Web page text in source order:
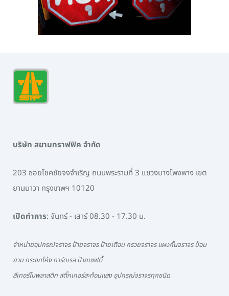
บริษัท สยามทราฟฟิค จำกัด
203 ซอยโชคชัยจงจำเริญ ถนนพระรามที่ 3 แขวงบางโพงพาง เขต
ยานนาวา กรุงเทพฯ 10120
เปิดทำการ: จันทร์ - เสาร์ 08.30 - 17.30 น.
จำหน่ายอุปกรณ์จราจร ป้ายจราจร ป้ายเตือน กรวยจราจร แผงกั้นจราจร ป้อม
ยาม กระจกโค้ง การ์ดเรล ป้ายเซฟตี้
สีเทอร์โมพลาสติก สติ๊กเกอร์สะท้อนแสง อุปกรณ์จราจรทุกชนิด